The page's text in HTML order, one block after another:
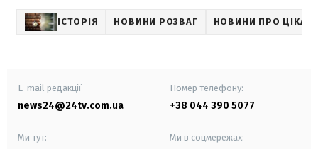
ІСТОРІЯ НОВИНИ РОЗВАГ НОВИНИ ПРО ЦІКАВІ
E-mail редакції
news24@24tv.com.ua
Номер телефону:
+38 044 390 5077
Ми тут: Ми в соцмережах: